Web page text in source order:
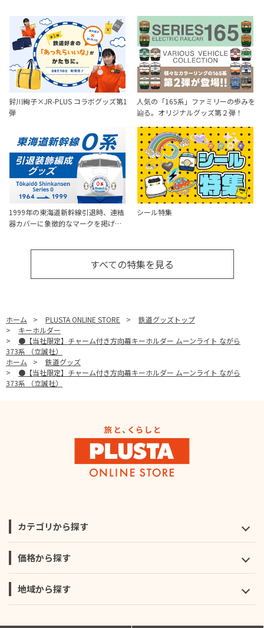
鈴川絢子×JR-PLUS コラボグッズ第1
弾
人気の「165系」ファミリーの歩みを
辿る。オリジナルグッズ第２弾！
1999年の東海道新幹線引退時、連結
器カバーに象徴的なマークを掲げ…
シール特集
すべての特集を見る
ホーム > PLUSTA ONLINE STORE >
鉄道グッズトップ
>
キーホルダー
>
●【当社限定】チャーム付き方向幕キーホルダー ムーンライト ながら
373系 （立誠社）
ホーム
>
鉄道グッズ
>
●【当社限定】チャーム付き方向幕キーホルダー ムーンライト ながら
373系 （立誠社）
カテゴリから探す
価格から探す
地域から探す